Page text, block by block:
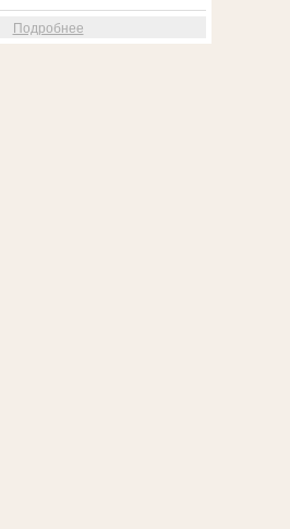
Подробнее